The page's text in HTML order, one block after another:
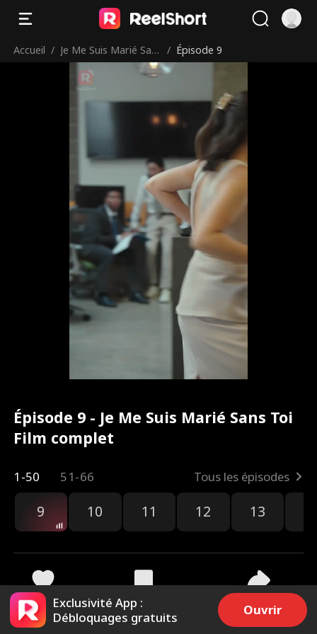
Accueil / Je Me Suis Marié San
s Toi
/ Épisode 9
Épisode 9 - Je Me Suis Marié Sans Toi
Film complet
1-50 51-66 Tous les épisodes
9 10 11 12 13
2.2k 27.6k Partager
Exclusivité App :
Débloquages gratuits
Ouvrir